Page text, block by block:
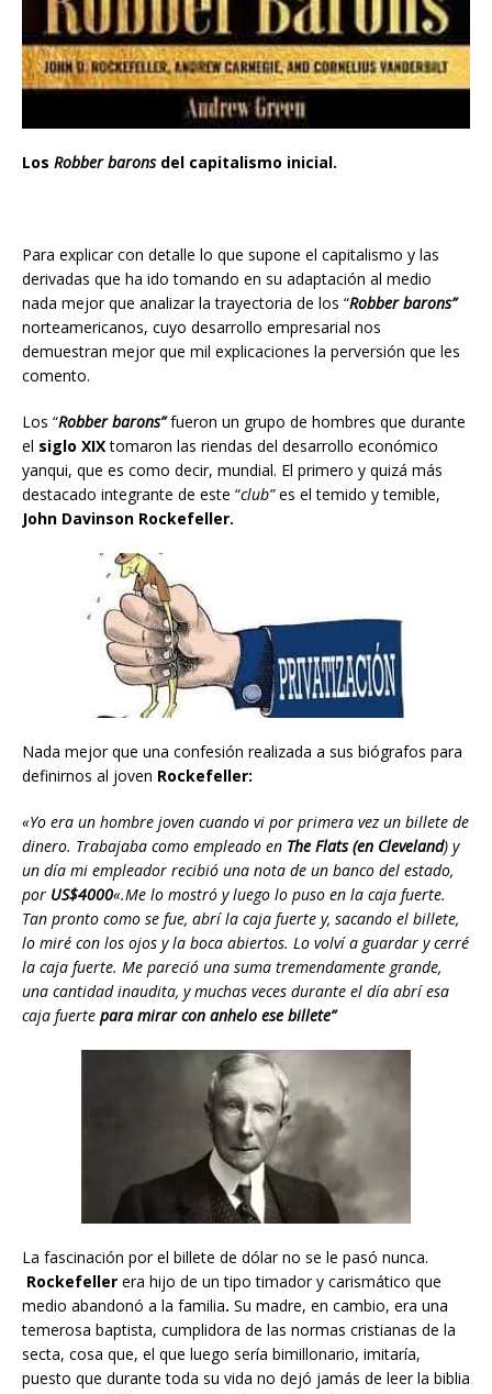
Los Robber baronsdel capitalismo inicial.
Para explicar con detalle lo que supone el capitalismo y las
derivadas que ha ido tomando en su adaptación al medio
nada mejor que analizar la trayectoria de los “Robber barons”
norteamericanos, cuyo desarrollo empresarial nos
demuestran mejor que mil explicaciones la perversión que les
comento.
Los “Robber barons”fueron un grupo de hombres que durante
el siglo XIXtomaron las riendas del desarrollo económico
yanqui, que es como decir, mundial. El primero y quizá más
destacado integrante de este “club”es el temido y temible,
John Davinson Rockefeller.
Nada mejor que una confesión realizada a sus biógrafos para
definirnos al joven Rockefeller:
«Yo era un hombre joven cuando vi por primera vez un billete de
dinero. Trabajaba como empleado en The Flats (en Cleveland) y
un día mi empleador recibió una nota de un banco del estado,
por US$4000«.Me lo mostró y luego lo puso en la caja fuerte.
Tan pronto como se fue, abrí la caja fuerte y, sacando el billete,
lo miré con los ojos y la boca abiertos. Lo volví a guardar y cerré
la caja fuerte. Me pareció una suma tremendamente grande,
una cantidad inaudita, y muchas veces durante el día abrí esa
caja fuerte para mirar con anhelo ese billete”
La fascinación por el billete de dólar no se le pasó nunca.
Rockefeller era hijo de un tipo timador y carismático que
medio abandonó a la familia. Su madre, en cambio, era una
temerosa baptista, cumplidora de las normas cristianas de la
secta, cosa que, el que luego sería bimillonario, imitaría,
puesto que durante toda su vida no dejó jamás de leer la biblia